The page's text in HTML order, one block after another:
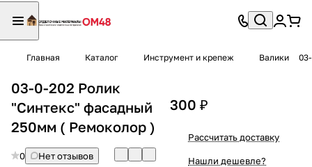
Главная Каталог Инструмент и крепеж Валики
03-0-202 Ролик
"Синтекс" фасадный
250мм ( Ремоколор )
0 Нет отзывов
300 ₽
Рассчитать доставку
Нашли дешевле?